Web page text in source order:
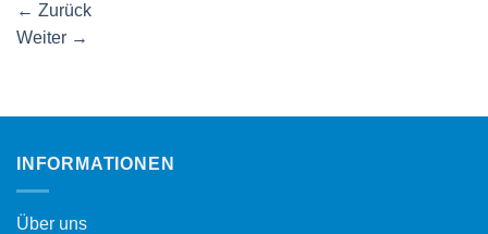
← Zurück
Weiter →
INFORMATIONEN
Über uns